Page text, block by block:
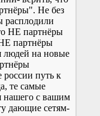
Не без
расплодили
НЕ партнёры
партнёры
людей на новые
путь к
те самые
нашего с вашим
дающие сетям-